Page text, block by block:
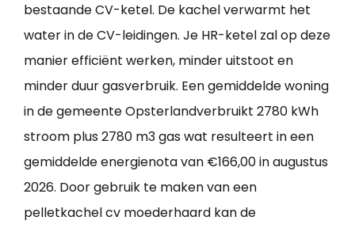
bestaande CV-ketel. De kachel verwarmt het
water in de CV-leidingen. Je HR-ketel zal op deze
manier efficiënt werken, minder uitstoot en
minder duur gasverbruik. Een gemiddelde woning
in de gemeente Opsterlandverbruikt 2780 kWh
stroom plus 2780 m3 gas wat resulteert in een
gemiddelde energienota van €166,00 in augustus
2026. Door gebruik te maken van een
pelletkachel cv moederhaard kan de